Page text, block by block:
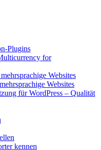
Plugins
for
Websites
Websites
für WordPress – Qualität
kennen